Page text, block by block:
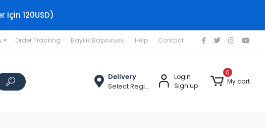
için 120USD)
Order Tracking Bayilik Başvurusu Help Contact
Delivery
Select Region
Login
Sign up
0
My cart